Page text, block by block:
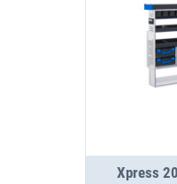
Xpress